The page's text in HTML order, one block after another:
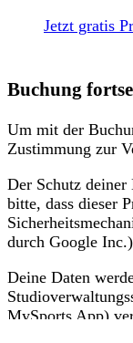
Jetzt gratis
Buchung
Um mit der
Zustimmung zur
Der Schutz deiner
bitte, dass dieser
durch Google
Deine Daten
MySports App)